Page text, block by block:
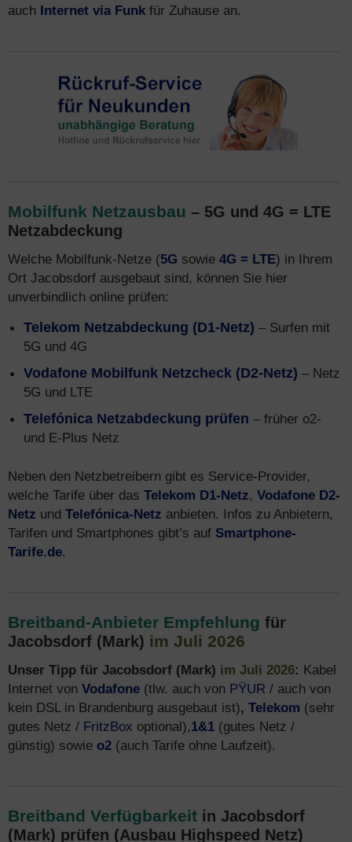
auch Internet via Funk für Zuhause an.
Mobilfunk Netzausbau – 5G und 4G = LTE
Netzabdeckung
Welche Mobilfunk-Netze (5G sowie 4G = LTE) in Ihrem
Ort Jacobsdorf ausgebaut sind, können Sie hier
unverbindlich online prüfen:
Telekom Netzabdeckung (D1-Netz) – Surfen mit
5G und 4G
Vodafone Mobilfunk Netzcheck (D2-Netz) – Netz
5G und LTE
Telefónica Netzabdeckung prüfen – früher o2-
und E-Plus Netz
Neben den Netzbetreibern gibt es Service-Provider,
welche Tarife über das Telekom D1-Netz, Vodafone D2-
Netz und Telefónica-Netz anbieten. Infos zu Anbietern,
Tarifen und Smartphones gibt’s auf Smartphone-
Tarife.de.
Breitband-Anbieter Empfehlung für
Jacobsdorf (Mark) im Juli 2026
Unser Tipp für Jacobsdorf (Mark) im Juli 2026: Kabel
Internet von Vodafone (tlw. auch von PŸUR / auch von
kein DSL in Brandenburg ausgebaut ist), Telekom (sehr
gutes Netz / FritzBox optional),1&1 (gutes Netz /
günstig) sowie o2 (auch Tarife ohne Laufzeit).
Breitband Verfügbarkeit in Jacobsdorf
(Mark) prüfen (Ausbau Highspeed Netz)